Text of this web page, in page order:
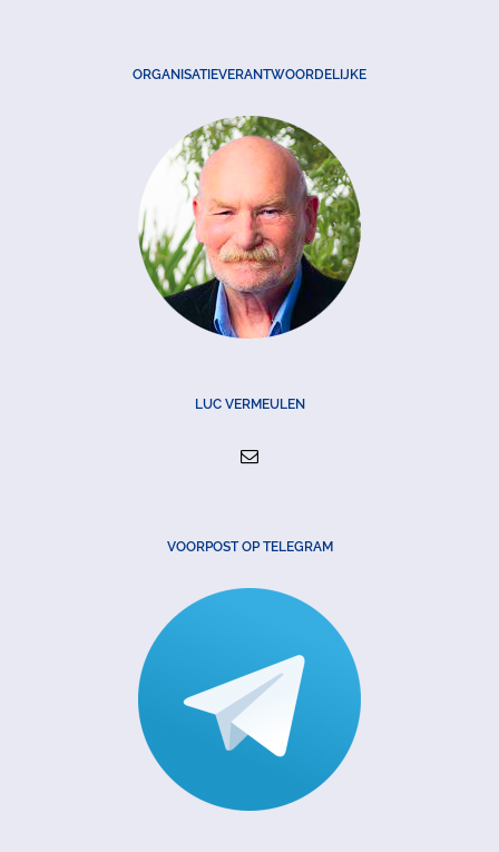
ORGANISATIEVERANTWOORDELIJKE
LUC VERMEULEN
VOORPOST OP TELEGRAM